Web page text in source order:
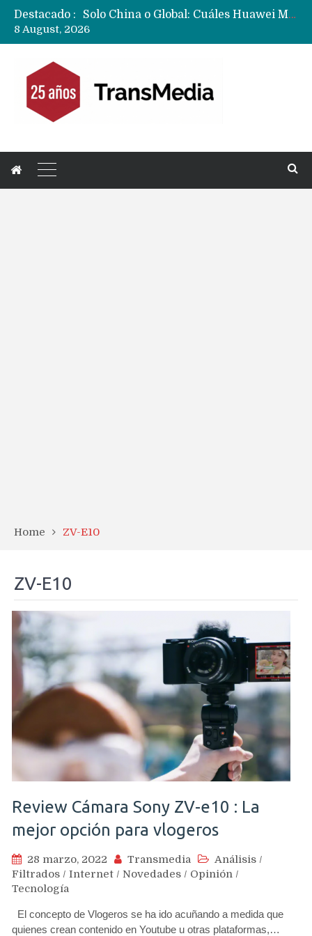
Destacado :
Solo China o Global: Cuáles Huawei MateBook, MatePad y Nova llegarán a Europa y LATAM?
Fabricantes suben precios de teléfonos y ganan más dinero en un mercado donde Xiaomi alerta por no mejorar ventas
8 August, 2026
Home ZV-E10
ZV-E10
Review Cámara Sony ZV-e10 : La
mejor opción para vlogeros
28 marzo, 2022 Transmedia Análisis /
Filtrados / Internet / Novedades / Opinión /
Tecnología
El concepto de Vlogeros se ha ido acuñando a medida que
quienes crean contenido en Youtube u otras plataformas,…